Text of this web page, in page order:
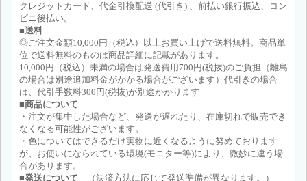
クレジットカード、代金引換配送 (代引き) 、前払い銀行振込、コン
ビニ後払い。
■送料
◎ご注文金額10,000円（税込）以上お買い上げで送料無料。商品単
位で送料無料のものは商品詳細に記載があります。
10,000円（税込）未満の場合は発送費用700円(税抜)のご負担（離島
の場合は別途追加料金がかかる場合がございます）代引きの場合
は、代引手数料300円(税抜)が別途かかります
■商品について
・注文が集中した場合など、発送が遅れたり、在庫切れで販売でき
なくなる可能性がございます。
・色についてはできるだけ実物に近くなるように努めております
が、お使いになられている環境(モニター等)により、微妙に違う場
合があります。
■発送について （決済方法に応じて発送準備が異なります。）